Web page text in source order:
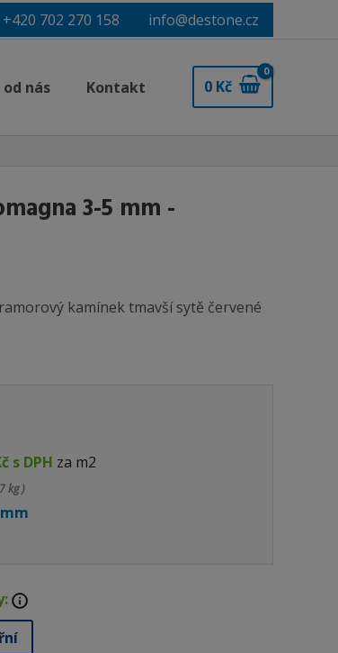
+420 702 270 158 info@destone.cz
nás Kontakt 0 Kč
3-5 mm -
kamínek tmavší sytě červené
s DPH za m2
kg )